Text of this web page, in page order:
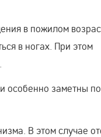
в пожилом
в ногах. При этом
особенно заметны
В этом случае